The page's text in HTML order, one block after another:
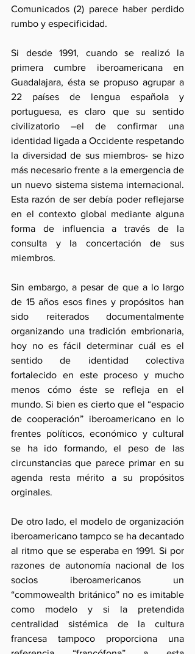
Comunicados (2) parece haber perdido
rumbo y especificidad.
Si desde 1991, cuando se realizó la
primera cumbre iberoamericana en
Guadalajara, ésta se propuso agrupar a
22 países de lengua española y
portuguesa, es claro que su sentido
civilizatorio –el de confirmar una
identidad ligada a Occidente respetando
la diversidad de sus miembros- se hizo
más necesario frente a la emergencia de
un nuevo sistema sistema internacional.
Esta razón de ser debía poder reflejarse
en el contexto global mediante alguna
forma de influencia a través de la
consulta y la concertación de sus
miembros.
Sin embargo, a pesar de que a lo largo
de 15 años esos fines y propósitos han
sido reiterados documentalmente
organizando una tradición embrionaria,
hoy no es fácil determinar cuál es el
sentido de identidad colectiva
fortalecido en este proceso y mucho
menos cómo éste se refleja en el
mundo. Si bien es cierto que el “espacio
de cooperación” iberoamericano en lo
frentes políticos, económico y cultural
se ha ido formando, el peso de las
circunstancias que parece primar en su
agenda resta mérito a su propósitos
orginales.
De otro lado, el modelo de organización
iberoamericano tampco se ha decantado
al ritmo que se esperaba en 1991. Si por
razones de autonomía nacional de los
socios iberoamericanos un
“commowealth británico” no es imitable
como modelo y si la pretendida
centralidad sistémica de la cultura
francesa tampoco proporciona una